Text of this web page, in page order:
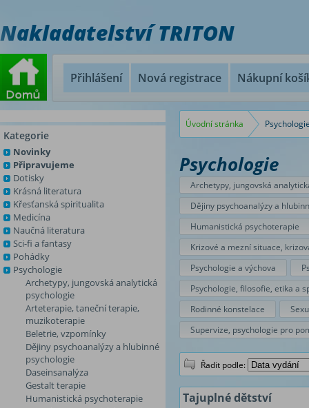
Nakladatelství TRITON
Přihlášení Nová registrace Nákupní
Kategorie
Novinky
Připravujeme
Dotisky
Krásná literatura
Křesťanská spiritualita
Medicína
Naučná literatura
Sci-fi a fantasy
Pohádky
Psychologie
Archetypy, jungovská analytická
psychologie
Arteterapie, taneční terapie,
muzikoterapie
Beletrie, vzpomínky
Dějiny psychoanalýzy a hlubinné
psychologie
Daseinsanalýza
Gestalt terapie
Humanistická psychoterapie
Úvodní stránka
Psychologie
Archetypy, jungovská
Dějiny psychoanalýzy a
Humanistická psychoterapie
Krizové a mezní situace,
Psychologie a výchova
Psychologie, filosofie, etika a
Rodinné konstelace
Supervize, psychologie pro
Řadit podle:
Tajuplné dětství